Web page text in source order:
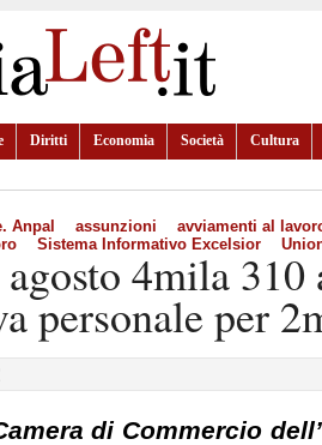
Diritti Economia Società Cultura
Anpal assunzioni
avviamenti al
Sistema Informativo Excelsior
4mila 310
personale per
di Commercio